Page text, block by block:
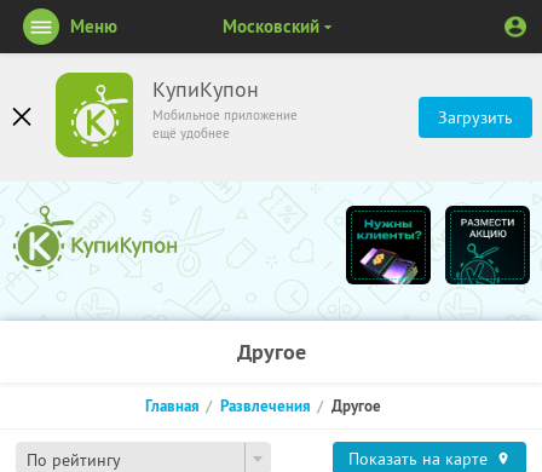
КупиКупон
Мобильное приложение
ещё удобнее
Загрузить
Меню Московский
Другое
По рейтингу
Главная Развлечения Другое
Показать на карте